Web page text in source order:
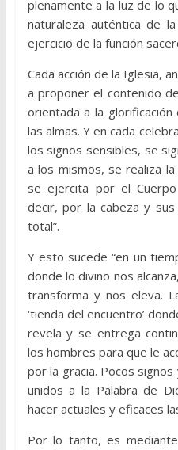
plenamente a la luz de lo
naturaleza auténtica de
ejercicio de la función
Cada acción de la Iglesia,
a proponer el contenido
orientada a la
las almas. Y en cada
los signos sensibles, se
a los mismos, se realiza
se ejercita por el
decir, por la cabeza y
total”.
Y esto sucede “en un
donde lo divino nos
transforma y nos eleva.
‘tienda del encuentro’
revela y se entrega
los hombres para que le
por la gracia. Pocos
unidos a la Palabra de
hacer actuales y eficaces
Por lo tanto, es